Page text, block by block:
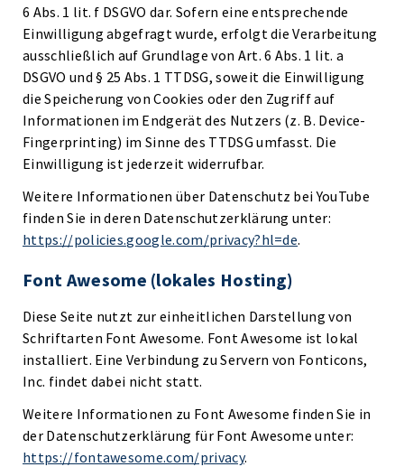
6 Abs. 1 lit. f DSGVO dar. Sofern eine entsprechende
Einwilligung abgefragt wurde, erfolgt die Verarbeitung
ausschließlich auf Grundlage von Art. 6 Abs. 1 lit. a
DSGVO und § 25 Abs. 1 TTDSG, soweit die Einwilligung
die Speicherung von Cookies oder den Zugriff auf
Informationen im Endgerät des Nutzers (z. B. Device-
Fingerprinting) im Sinne des TTDSG umfasst. Die
Einwilligung ist jederzeit widerrufbar.
Weitere Informationen über Datenschutz bei YouTube
finden Sie in deren Datenschutzerklärung unter:
https://policies.google.com/privacy?hl=de.
Font Awesome (lokales Hosting)
Diese Seite nutzt zur einheitlichen Darstellung von
Schriftarten Font Awesome. Font Awesome ist lokal
installiert. Eine Verbindung zu Servern von Fonticons,
Inc. findet dabei nicht statt.
Weitere Informationen zu Font Awesome finden Sie in
der Datenschutzerklärung für Font Awesome unter:
https://fontawesome.com/privacy.